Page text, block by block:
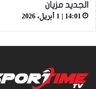
الجديد مزيان
14:01 | 1 أبريل، 2026